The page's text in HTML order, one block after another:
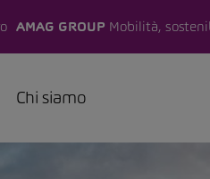
AMAG GROUP Mobilità,
Chi siamo